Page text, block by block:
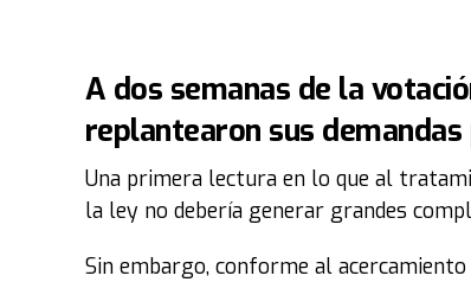
A dos semanas de la
replantearon sus
Una primera lectura en lo que al
la ley no debería generar grandes
Sin embargo, conforme al